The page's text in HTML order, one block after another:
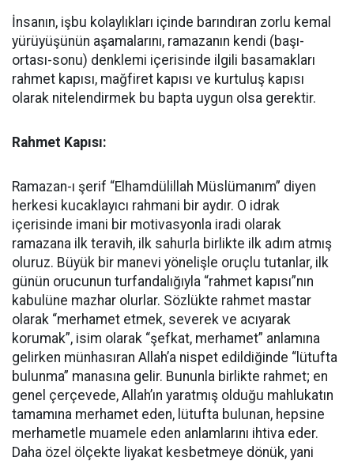
İnsanın, işbu kolaylıkları içinde barındıran zorlu kemal
yürüyüşünün aşamalarını, ramazanın kendi (başı-
ortası-sonu) denklemi içerisinde ilgili basamakları
rahmet kapısı, mağfiret kapısı ve kurtuluş kapısı
olarak nitelendirmek bu bapta uygun olsa gerektir.
Rahmet Kapısı:
Ramazan-ı şerif “Elhamdülillah Müslümanım” diyen
herkesi kucaklayıcı rahmani bir aydır. O idrak
içerisinde imani bir motivasyonla iradi olarak
ramazana ilk teravih, ilk sahurla birlikte ilk adım atmış
oluruz. Büyük bir manevi yönelişle oruçlu tutanlar, ilk
günün orucunun turfandalığıyla “rahmet kapısı”nın
kabulüne mazhar olurlar. Sözlükte rahmet mastar
olarak “merhamet etmek, severek ve acıyarak
korumak”, isim olarak “şefkat, merhamet” anlamına
gelirken münhasıran Allah’a nispet edildiğinde “lütufta
bulunma” manasına gelir. Bununla birlikte rahmet; en
genel çerçevede, Allah’ın yaratmış olduğu mahlukatın
tamamına merhamet eden, lütufta bulunan, hepsine
merhametle muamele eden anlamlarını ihtiva eder.
Daha özel ölçekte liyakat kesbetmeye dönük, yani